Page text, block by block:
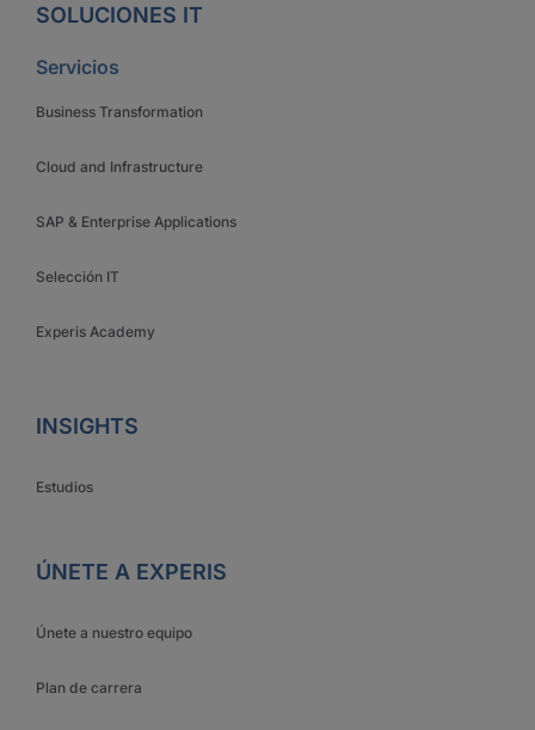
SOLUCIONES IT
Servicios
Business Transformation
Cloud and Infrastructure
SAP & Enterprise Applications
Selección IT
Experis Academy
INSIGHTS
Estudios
ÚNETE A EXPERIS
Únete a nuestro equipo
Plan de carrera